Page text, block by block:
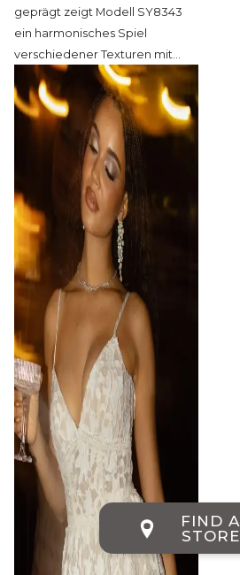
geprägt zeigt Modell SY8343
ein harmonisches Spiel
verschiedener Texturen mit
FIND A
STORE